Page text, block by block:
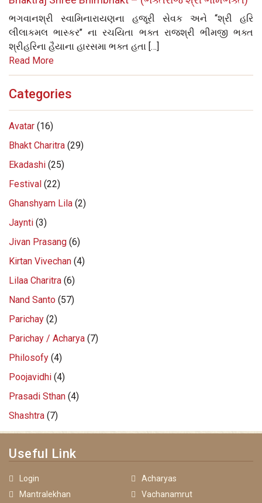
ભગવાનશ્રી સ્વામિનારાયણના હજૂરી સેવક અને ‘‘શ્રી હરિ
લીલાકમલ ભાસ્કર’’ ના રચયિતા ભક્ત રાજશ્રી ભીમજી ભક્ત
શ્રીહરિના હૈયાના હારસમા ભક્ત હતા […]
Read More
Categories
Avatar (16)
Bhakt Charitra (29)
Ekadashi (25)
Festival (22)
Ghanshyam Lila (2)
Jaynti (3)
Jivan Prasang (6)
Kirtan Vivechan (4)
Lilaa Charitra (6)
Nand Santo (57)
Parichay (2)
Parichay / Acharya (7)
Philosofy (4)
Poojavidhi (4)
Prasadi Sthan (4)
Shashtra (7)
Useful Link
Login
Acharyas
Mantralekhan
Vachanamrut